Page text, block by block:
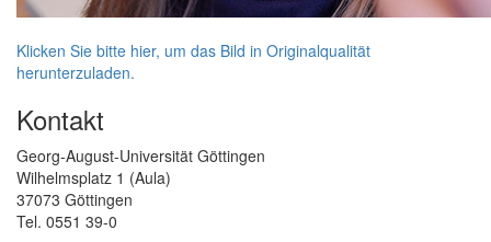
Klicken Sie bitte hier, um das Bild in Originalqualität
herunterzuladen.
Kontakt
Georg-August-Universität Göttingen
Wilhelmsplatz 1 (Aula)
37073 Göttingen
Tel. 0551 39-0